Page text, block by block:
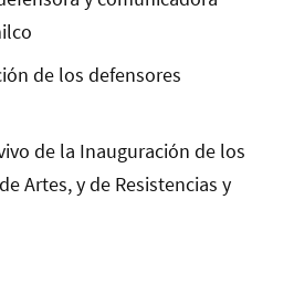
de los defensores
de la Inauguración de los
Artes, y de Resistencias y